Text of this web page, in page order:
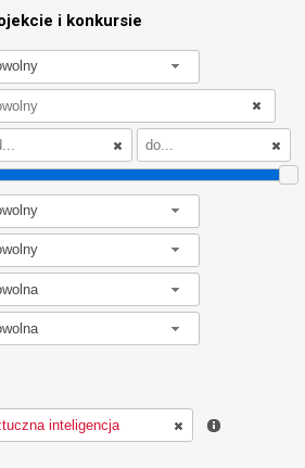
i konkursie